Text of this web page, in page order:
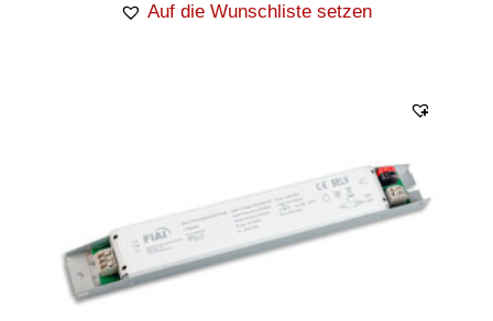
Auf die Wunschliste setzen